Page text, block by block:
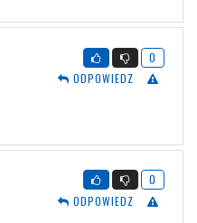
0
ODPOWIEDZ
0
ODPOWIEDZ